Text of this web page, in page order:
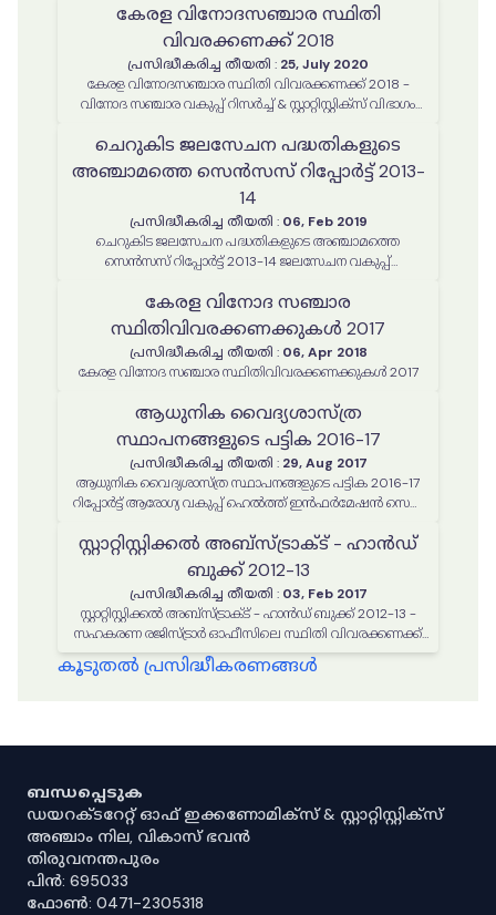
കേരള വിനോദസഞ്ചാര സ്ഥിതി
വിവരക്കണക്ക് 2018
പ്രസിദ്ധീകരിച്ച തീയതി : 25, July 2020
കേരള വിനോദസഞ്ചാര സ്ഥിതി വിവരക്കണക്ക് 2018 -
വിനോദ സഞ്ചാര വകുപ്പ് റിസര്‍ച്ച് & സ്റ്റാറ്റിസ്റ്റിക്സ് വിഭാഗം
ചെറുകിട ജലസേചന പദ്ധതികളുടെ
അഞ്ചാമത്തെ സെൻസസ് റിപ്പോർട്ട് 2013-
14
പ്രസിദ്ധീകരിച്ച തീയതി : 06, Feb 2019
ചെറുകിട ജലസേചന പദ്ധതികളുടെ അഞ്ചാമത്തെ
സെൻസസ് റിപ്പോർട്ട് 2013-14 ജലസേചന വകുപ്പ്
കേരള വിനോദ സഞ്ചാര
സ്ഥിതിവിവരക്കണക്കുകൾ 2017
പ്രസിദ്ധീകരിച്ച തീയതി : 06, Apr 2018
കേരള വിനോദ സഞ്ചാര സ്ഥിതിവിവരക്കണക്കുകൾ 2017
ആധുനിക വൈദ്യശാസ്ത്ര
സ്ഥാപനങ്ങളുടെ പട്ടിക 2016-17
പ്രസിദ്ധീകരിച്ച തീയതി : 29, Aug 2017
ആധുനിക വൈദ്യശാസ്ത്ര സ്ഥാപനങ്ങളുടെ പട്ടിക 2016-17
റിപ്പോര്‍ട്ട് ആരോഗ്യ വകുപ്പ് ഹെല്‍ത്ത് ഇന്‍ഫര്‍മേഷന്‍ സെല്‍
സ്റ്റാറ്റിസ്റ്റിക്കല്‍ അബ്സ്ട്രാക്ട് - ഹാന്‍ഡ്
ബുക്ക് 2012-13
പ്രസിദ്ധീകരിച്ച തീയതി : 03, Feb 2017
സ്റ്റാറ്റിസ്റ്റിക്കല്‍ അബ്സ്ട്രാക്ട് - ഹാന്‍ഡ് ബുക്ക് 2012-13 -
സഹകരണ രജിസ്ട്രാര്‍ ഓഫീസിലെ സ്ഥിതി വിവരക്കണക്ക്
വിഭാഗം തയ്യാറാക്കിയത്
കൂടുതൽ പ്രസിദ്ധീകരണങ്ങൾ
ബന്ധപ്പെടുക
ഡയറക്ടറേറ്റ് ഓഫ് ഇക്കണോമിക്സ് & സ്റ്റാറ്റിസ്റ്റിക്സ്
അഞ്ചാം നില, വികാസ് ഭവൻ
തിരുവനന്തപുരം
പിൻ: 695033
ഫോൺ: 0471-2305318